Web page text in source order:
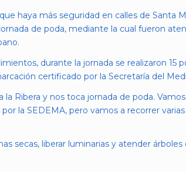
haya más seguridad en calles de Santa
de poda, mediante la cual fueron
durante la jornada se realizaron 15
certificado por la Secretaría del
la Ribera y nos toca jornada de poda.
la SEDEMA, pero vamos a recorrer varias
secas, liberar luminarias y atender